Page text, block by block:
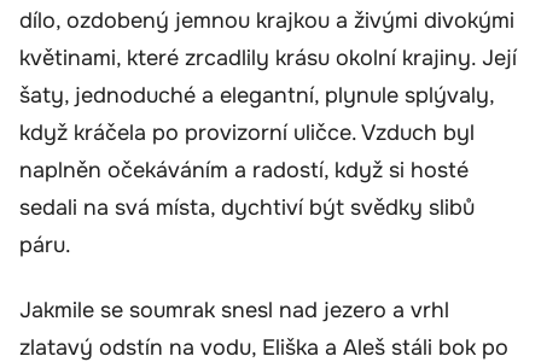
dílo, ozdobený jemnou krajkou a živými divokými
květinami, které zrcadlily krásu okolní krajiny. Její
šaty, jednoduché a elegantní, plynule splývaly,
když kráčela po provizorní uličce. Vzduch byl
naplněn očekáváním a radostí, když si hosté
sedali na svá místa, dychtiví být svědky slibů
páru.
Jakmile se soumrak snesl nad jezero a vrhl
zlatavý odstín na vodu, Eliška a Aleš stáli bok po